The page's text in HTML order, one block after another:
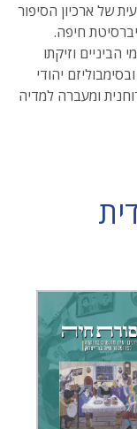
כמרכזת המדעית של ארכיון הסיפור
חיפה.
וזיקתו
יהודי
ומעברה למדיה